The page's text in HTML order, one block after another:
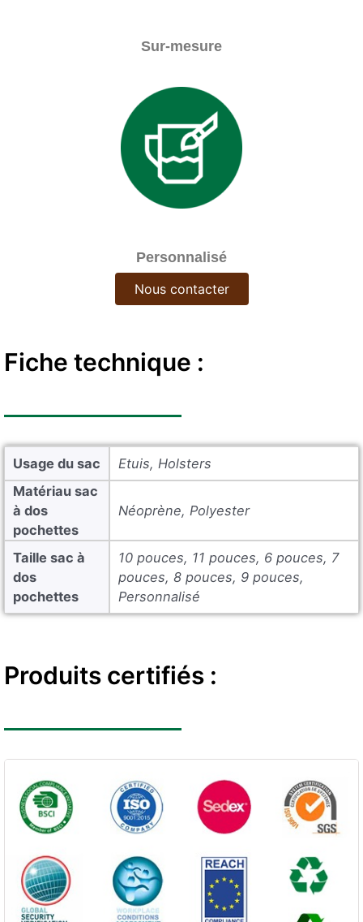
Sur-mesure
Personnalisé
Nous contacter
Fiche technique :
Usage du sac
Etuis, Holsters
Matériau sac
à dos
pochettes
Néoprène, Polyester
Taille sac à
dos
pochettes
10 pouces, 11 pouces, 6 pouces, 7
pouces, 8 pouces, 9 pouces,
Personnalisé
Produits certifiés :